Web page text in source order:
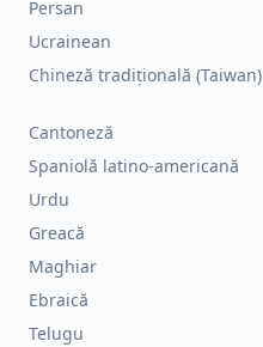
Persan
Ucrainean
Chineză tradițională (Taiwan)
Cantoneză
Spaniolă latino-americană
Urdu
Greacă
Maghiar
Ebraică
Telugu